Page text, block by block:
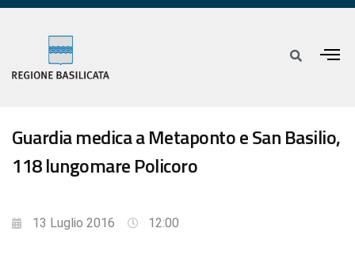
Guardia medica a Metaponto e San Basilio,
118 lungomare Policoro
13 Luglio 2016 12:00